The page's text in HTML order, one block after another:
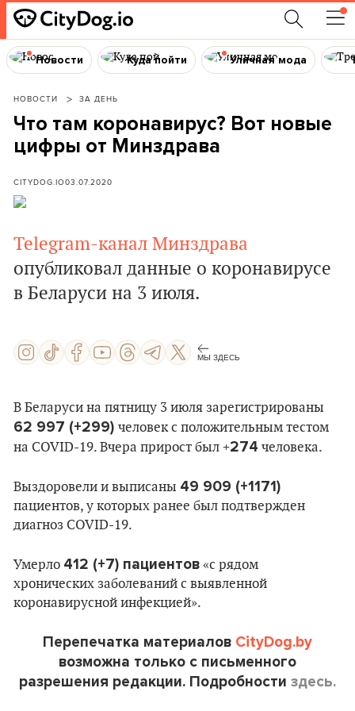
Новости Куда пойти Уличная мода
НОВОСТИ ЗА ДЕНЬ
Что там коронавирус? Вот новые
цифры от Минздрава
CITYDOG.IO03.07.2020
Telegram-канал Минздрава
опубликовал данные о коронавирусе
в Беларуси на 3 июля.
МЫ ЗДЕСЬ
В Беларуси на пятницу 3 июля зарегистрированы
62 997 (+299) человек с положительным тестом
на COVID-19. Вчера прирост был +274 человека.
Выздоровели и выписаны 49 909 (+1171)
пациентов, у которых ранее был подтвержден
диагноз COVID-19.
Умерло 412 (+7) пациентов «с рядом
хронических заболеваний с выявленной
коронавирусной инфекцией».
Перепечатка материалов CityDog.by
возможна только с письменного
разрешения редакции. Подробности здесь.